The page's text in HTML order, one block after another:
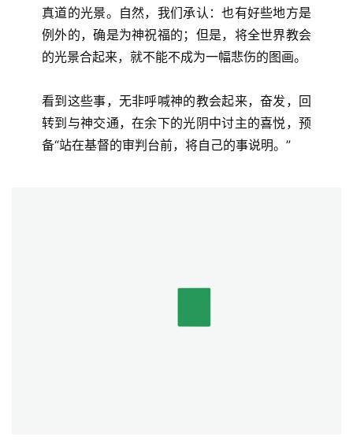
真道的光景。自然，我们承认：也有好些地方是
例外的，确是为神祝福的；但是，将全世界教会
的光景合起来，就不能不成为一幅悲伤的图画。
看到这些事，无非呼喊神的教会起来，奋发，回
转到与神交通，在余下的光阴中讨主的喜悦，预
备“站在基督的审判台前，将自己的事说明。”